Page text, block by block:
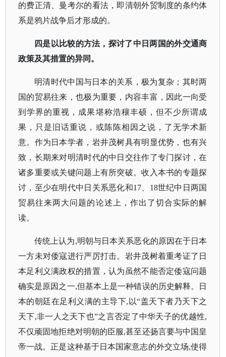
的费正清、曼考尔的看法，即清朝外贸制度的条约体
系是鸦片战争后才形成的。
四是以比较的方法，探讨了中日两国的外交通商
政策及其措置的异同。
明清时代中国与日本的关系，极为复杂；其时两
国的贸易往来，也极为重要，内容丰富，因此一向受
到学界的重视，成果堪称浩穰丰硕，但不少所谓成
果，只是旧话重说，或陈陈相因之说，了无学术新
意。作为日本学者，岩井茂树具有明显优势，也有兴
致，长期来对明清时代的中日交往作了专门探讨，在
诸多重要或关键问题上有所突破。收入本书的专题探
讨，至少在明代中日关系恶化和17、18世纪中日两国
贸易往来两大问题的论述上，作出了切合实际的解
读。
传统上认为,明朝与日本关系恶化的原因在于日本
一方未对倭寇进行严厉打击。岩井茂树着重考证了日
本足利义满政权的措置，认为虽然不能否定倭寇问题
确实是原因之一,但基本上是一种错误的历史解释。日
本的朝廷在足利义满的主导下,以“盖天下者乃天下之
天下,非一人之天下也”之言否定了中华天子的优越性,
不仅顽固地拒绝对明朝的臣服,甚至还扬言要与中国皇
帝一战。正是这种基于日本国家意志的外交立场,使得